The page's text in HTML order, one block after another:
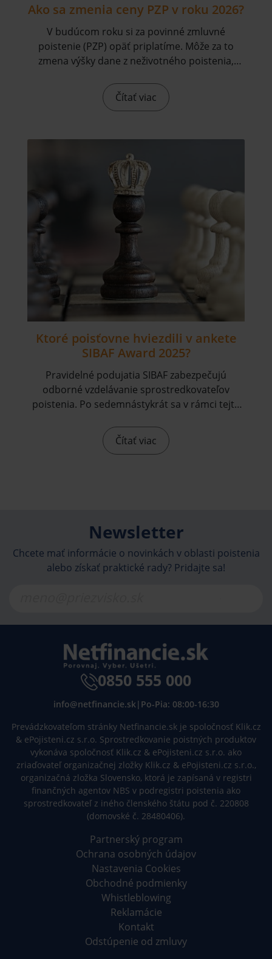
Ako sa zmenia ceny PZP v roku 2026?
V budúcom roku si za povinné zmluvné
poistenie (PZP) opäť priplatíme. Môže za to
zmena výšky dane z neživotného poistenia,
Čítať viac
Ktoré poisťovne hviezdili v ankete
SIBAF Award 2025?
Pravidelné podujatia SIBAF zabezpečujú
odborné vzdelávanie sprostredkovateľov
poistenia. Po sedemnástykrát sa v rámci tejto
ankety SIBAF Award 2025. Ako hodnotiaci
zo 75 spoločností v poisťovacom sektore
Čítať viac
Newsletter
Chcete mať informácie o novinkách v oblasti poistenia
alebo získať praktické rady? Pridajte sa!
0850 555 000
info@netfinancie.sk| Po-Pia: 08:00-16:30
Prevádzkovateľom stránky Netfinancie.sk je spoločnosť Klik.cz
& ePojisteni.cz s.r.o. Sprostredkovanie poistných produktov
vykonáva spoločnosť Klik.cz & ePojisteni.cz s.r.o. ako
zriaďovateľ organizačnej zložky Klik.cz & ePojisteni.cz s.r.o.,
organizačná zložka Slovensko, ktorá je zapísaná v registri
finančných agentov NBS v podregistri poistenia ako
sprostredkovateľ z iného členského štátu pod č. 220808
(domovské č. 28480406).
Partnerský program
Ochrana osobných údajov
Nastavenia Cookies
Obchodné podmienky
Whistleblowing
Reklamácie
Kontakt
Odstúpenie od zmluvy